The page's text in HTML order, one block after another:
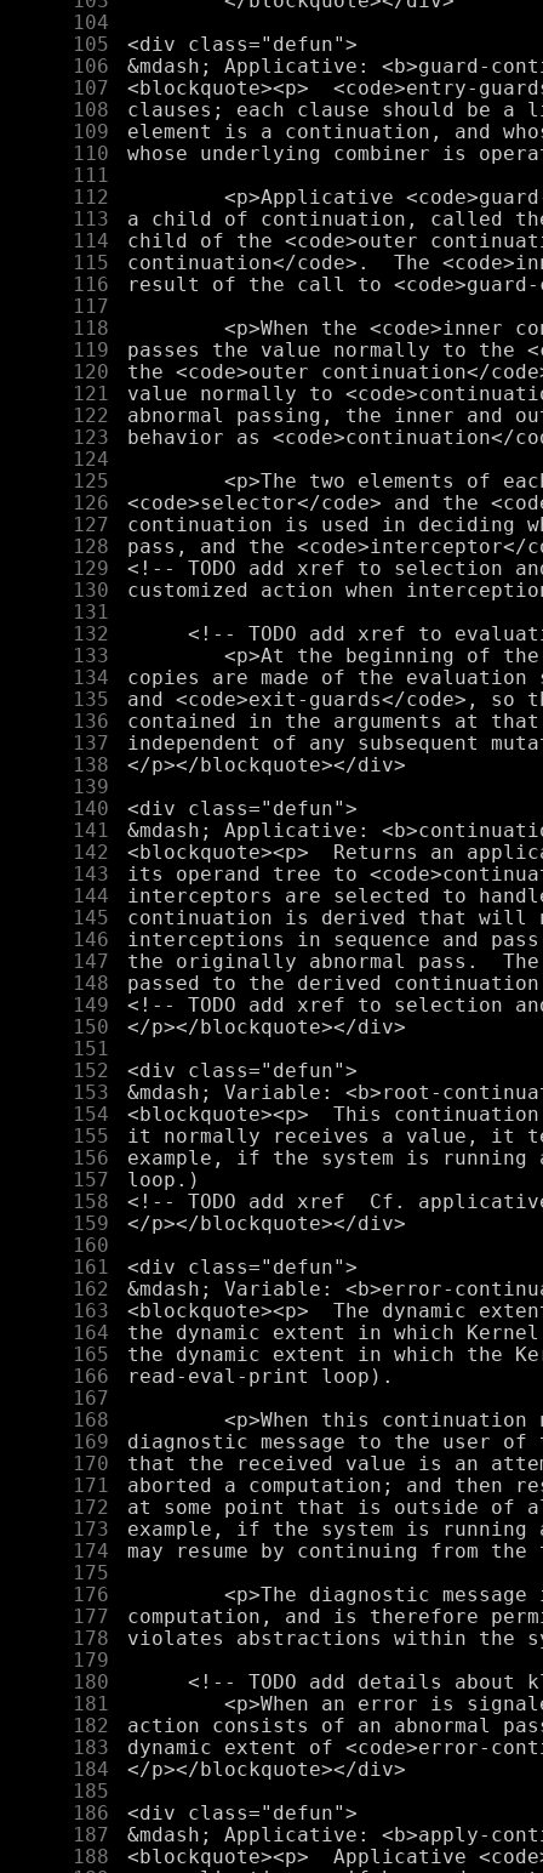
    104
    105
    106
    107
    108
    109
    110
    111
    112
    113
    114
    115
    116
    117
    118
    119
    120
    121
    122
    123
    124
    125
    126
    127
    128
    129
    130
    131
    132
    133
    134
    135
    136
    137
    138
    139
    140
    141
    142
    143
    144
    145
    146
    147
    148
    149
    150
    151
    152
    153
    154
    155
    156
    157
    158
    159
    160
    161
    162
    163
    164
    165
    166
    167
    168
    169
    170
    171
    172
    173
    174
    175
    176
    177
    178
    179
    180
    181
    182
    183
    184
    185
    186
    187
    188